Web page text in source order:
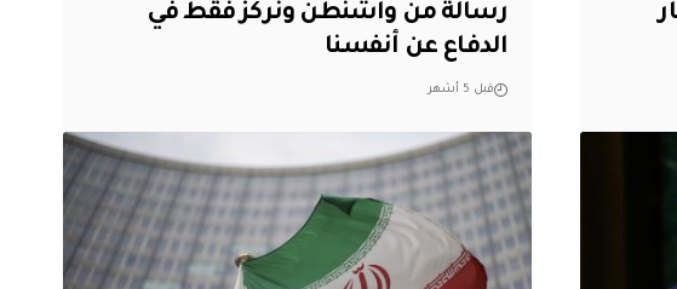
رسالة من واشنطن ونركز فقط في
الدفاع عن أنفسنا
قبل 5 أشهر